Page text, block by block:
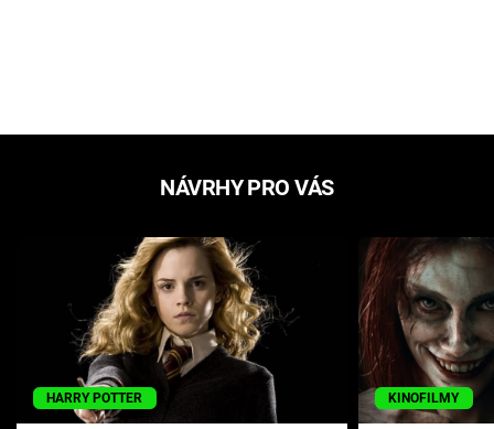
NÁVRHY PRO VÁS
HARRY POTTER KINOFILMY